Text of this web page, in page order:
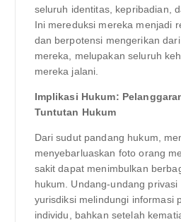
seluruh identitas, kepribadian,
Ini mereduksi mereka menjadi
dan berpotensi mengerikan
mereka, melupakan seluruh
mereka jalani.
Implikasi Hukum:
Tuntutan Hukum
Dari sudut pandang hukum,
menyebarluaskan foto orang
sakit dapat menimbulkan
hukum. Undang-undang
yurisdiksi melindungi informasi
individu, bahkan setelah